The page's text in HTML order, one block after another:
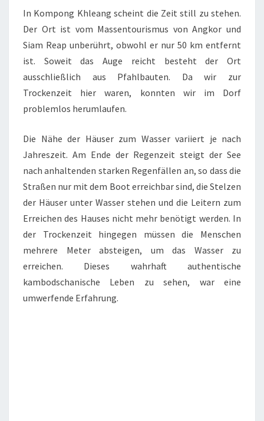
In Kompong Khleang scheint die Zeit still zu stehen.
Der Ort ist vom Massentourismus von Angkor und
Siam Reap unberührt, obwohl er nur 50 km entfernt
ist. Soweit das Auge reicht besteht der Ort
ausschließlich aus Pfahlbauten. Da wir zur
Trockenzeit hier waren, konnten wir im Dorf
problemlos herumlaufen.
Die Nähe der Häuser zum Wasser variiert je nach
Jahreszeit. Am Ende der Regenzeit steigt der See
nach anhaltenden starken Regenfällen an, so dass die
Straßen nur mit dem Boot erreichbar sind, die Stelzen
der Häuser unter Wasser stehen und die Leitern zum
Erreichen des Hauses nicht mehr benötigt werden. In
der Trockenzeit hingegen müssen die Menschen
mehrere Meter absteigen, um das Wasser zu
erreichen. Dieses wahrhaft authentische
kambodschanische Leben zu sehen, war eine
umwerfende Erfahrung.